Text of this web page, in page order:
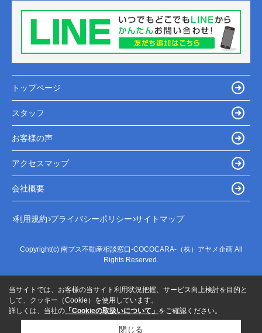
トップページ
スタッフ
お客様の声
アクセスマップ
会社概要
利用規約 プライバシーポリシー サイトマップ
Copyright(c) 南プス不動産相談窓口-COCOCARA-（株）アヤメ企画 All
Rights Reserved.
当サイトでは、お客様の当サイト利用状況把握、サービス向上検討を目的と
して、クッキー（Cookie）を使用しています。
詳しくは、当社の 「Cookieの取扱いについて」 をご確認ください。
閉じる